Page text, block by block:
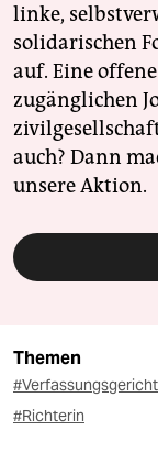
linke,
solidarischen
auf. Eine
zugänglichen
auch? Dann
unsere Aktion.
Themen
#Verfassungsgericht
#Richterin